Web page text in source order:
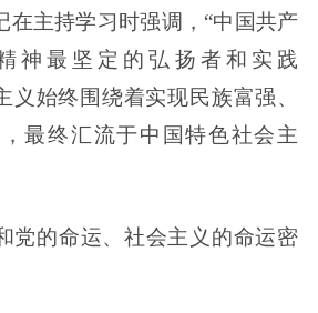
在主持学习时强调，“中国共产
神最坚定的弘扬者和实践
义始终围绕着实现民族富强、
最终汇流于中国特色社会主
党的命运、社会主义的命运密